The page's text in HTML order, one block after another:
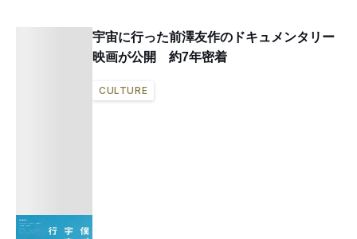
宇宙に行った前澤友作のドキュメンタリー
映画が公開 約7年密着
CULTURE